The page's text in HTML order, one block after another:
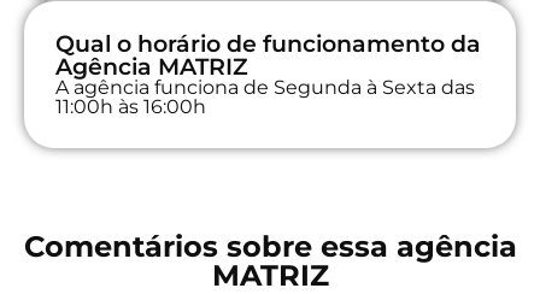
Qual o horário de funcionamento da
Agência MATRIZ
A agência funciona de Segunda à Sexta das
11:00h às 16:00h
Comentários sobre essa agência
MATRIZ